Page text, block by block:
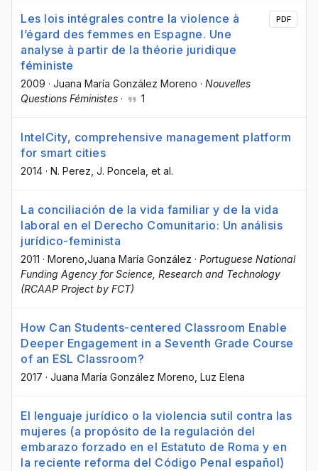
Les lois intégrales contre la violence à
l’égard des femmes en Espagne. Une
analyse à partir de la théorie juridique
féministe
2009 · Juana María González Moreno · Nouvelles
Questions Féministes · 1
PDF
IntelCity, comprehensive management platform
for smart cities
2014 · N. Perez , J. Poncela , et al.
La conciliación de la vida familiar y de la vida
laboral en el Derecho Comunitario: Un análisis
jurídico-feminista
2011 · Moreno,Juana María González · Portuguese National
Funding Agency for Science, Research and Technology
(RCAAP Project by FCT)
How Can Students-centered Classroom Enable
Deeper Engagement in a Seventh Grade Course
of an ESL Classroom?
2017 · Juana María González Moreno , Luz Elena
El lenguaje jurídico o la violencia sutil contra las
mujeres (a propósito de la regulación del
embarazo forzado en el Estatuto de Roma y en
la reciente reforma del Código Penal español)